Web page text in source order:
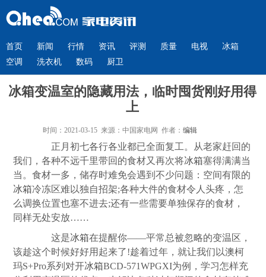
首页 新闻 行情 资讯 评测 质量 电视
冰箱
空调
洗衣机 数码 厨卫
冰箱变温室的隐藏用法，临时囤货刚好用得
上
时间：2021-03-15 来源：中国家电网 作者： 编辑
正月初七各行各业都已全面复工。从老家赶回的
我们，各种不远千里带回的食材又再次将冰箱塞得满满当
当。食材一多，储存时难免会遇到不少问题：空间有限的
冰箱冷冻区难以独自招架;各种大件的食材令人头疼，怎
么调换位置也塞不进去;还有一些需要单独保存的食材，
同样无处安放……
这是冰箱在提醒你——平常总被忽略的变温区，
该趁这个时候好好用起来了!趁着过年，就让我们以澳柯
玛S+Pro系列对开冰箱BCD-571WPGXI为例，学习怎样充